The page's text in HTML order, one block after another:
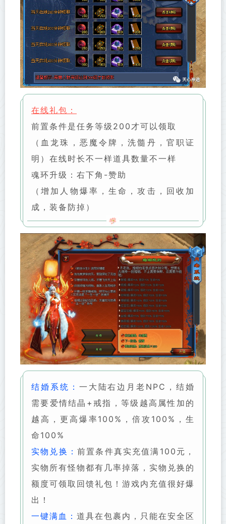
在线礼包：
前置条件是任务等级200才可以领取
（血龙珠，恶魔令牌，洗髓丹，官职证
明）在线时长不一样道具数量不一样
魂环升级：右下角-赞助
（增加人物爆率，生命，攻击，回收加
成，装备防掉）
结婚系统： 一大陆右边月老NPC，结婚
需要爱情结晶+戒指，等级越高属性加的
越高，更高爆率100%，倍攻100%，生
命100%
实物兑换： 前置条件真实充值满100元，
实物所有怪物都有几率掉落，实物兑换的
额度可领取回馈礼包！游戏内充值很好爆
出！
一键满血： 道具在包裹内，只能在安全区